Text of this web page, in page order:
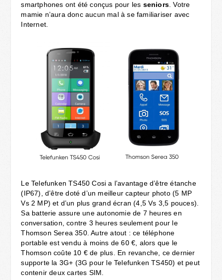
smartphones ont été conçus pour les seniors . Votre
mamie n’aura donc aucun mal à se familiariser avec
Internet.
Le Telefunken TS450 Cosi a l’avantage d’être étanche
(IP67), d’être doté d’un meilleur capteur photo (5 MP
Vs 2 MP) et d’un plus grand écran (4,5 Vs 3,5 pouces).
Sa batterie assure une autonomie de 7 heures en
conversation, contre 3 heures seulement pour le
Thomson Serea 350. Autre atout : ce téléphone
portable est vendu à moins de 60 €, alors que le
Thomson coûte 10 € de plus. En revanche, ce dernier
supporte la 3G+ (3G pour le Telefunken TS450) et peut
contenir deux cartes SIM.